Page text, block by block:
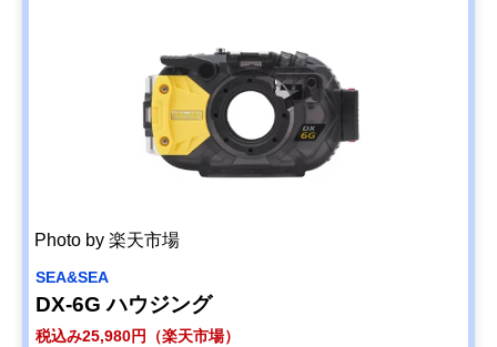
Photo by 楽天市場
SEA&SEA
DX-6G ハウジング
税込み25,980円（楽天市場）